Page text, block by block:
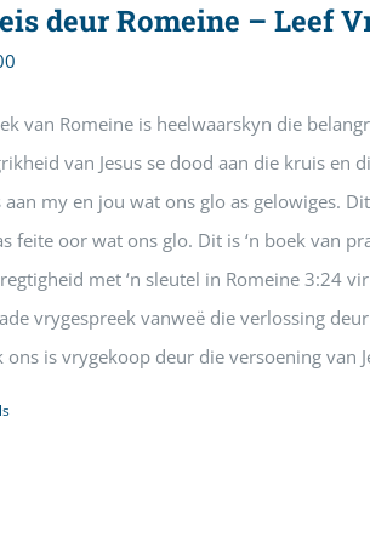
deur Romeine – Leef
van Romeine is heelwaarskyn die
van Jesus se dood aan die kruis
aan my en jou wat ons glo as gelowiges.
feite oor wat ons glo. Dit is ‘n boek van
met ‘n sleutel in Romeine 3:24
vrygespreek vanweë die verlossing
ons is vrygekoop deur die versoening van